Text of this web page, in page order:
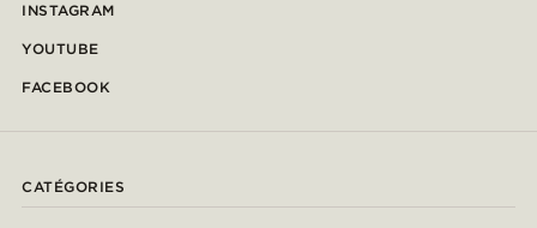
INSTAGRAM
YOUTUBE
FACEBOOK
CATÉGORIES